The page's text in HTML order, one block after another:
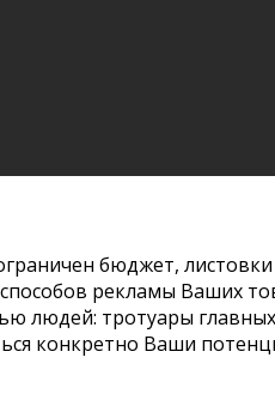
бюджет, листовки
рекламы Ваших
людей: тротуары
конкретно Ваши